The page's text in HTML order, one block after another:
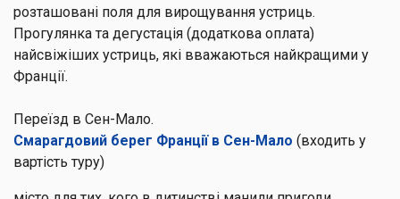
розташовані поля для вирощування устриць.
Прогулянка та дегустація (додаткова оплата)
найсвіжіших устриць, які вважаються найкращими у
Франції.
Переїзд в Сен-Мало.
Смарагдовий берег Франції в Сен-Мало (входить у
вартість туру)